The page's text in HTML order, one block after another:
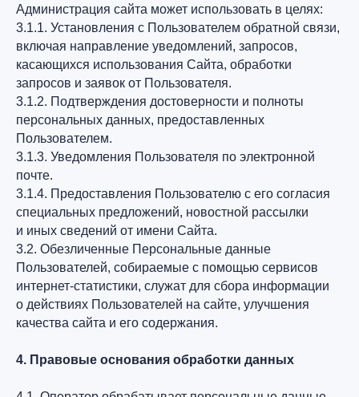
Администрация сайта может использовать в целях:
3.1.1. Установления с Пользователем обратной связи,
включая направление уведомлений, запросов,
касающихся использования Сайта, обработки
запросов и заявок от Пользователя.
3.1.2. Подтверждения достоверности и полноты
персональных данных, предоставленных
Пользователем.
3.1.3. Уведомления Пользователя по электронной
почте.
3.1.4. Предоставления Пользователю с его согласия
специальных предложений, новостной рассылки
и иных сведений от имени Сайта.
3.2. Обезличенные Персональные данные
Пользователей, собираемые с помощью сервисов
интернет-статистики, служат для сбора информации
о действиях Пользователей на сайте, улучшения
качества сайта и его содержания.
4. Правовые основания обработки данных